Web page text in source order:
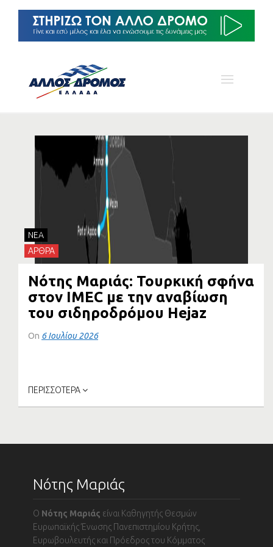
NEA
ΑΡΘΡΑ
Νότης Μαριάς: Τουρκική σφήνα
στον IMEC με την αναβίωση
του σιδηροδρόμου Hejaz
On 6 Ιουλίου 2026
ΠΕΡΙΣΣΟΤΕΡΑ
Νότης Μαριάς
Ο Νότης Μαριάς είναι Καθηγητής Θεσμών
Ευρωπαϊκής Ένωσης Πανεπιστημίου Κρήτης,
Ευρωβουλευτής και Πρόεδρος του Κόμματος